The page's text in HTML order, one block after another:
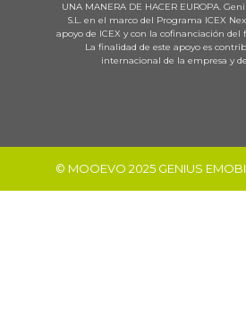
UNA MANERA DE HACER EUROPA.
S.L. en el marco del Programa ICEX
apoyo de ICEX y con la cofinanciación del
La finalidad de este apoyo es
internacional de la empresa y
© MOOEVO 2025 GENIUS